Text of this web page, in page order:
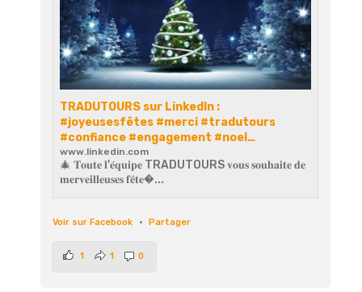
TRADUTOURS sur LinkedIn :
#joyeusesfêtes #merci #tradutours
#confiance #engagement #noel…
www.linkedin.com
🎄 𝐓𝐨𝐮𝐭𝐞 𝐥'𝐞́𝐪𝐮𝐢𝐩𝐞 TRADUTOURS 𝐯𝐨𝐮𝐬 𝐬𝐨𝐮𝐡𝐚𝐢𝐭𝐞 𝐝𝐞
𝐦𝐞𝐫𝐯𝐞𝐢𝐥𝐥𝐞𝐮𝐬𝐞𝐬 𝐟𝐞̂𝐭𝐞�...
Voir sur Facebook · Partager
1 1 0